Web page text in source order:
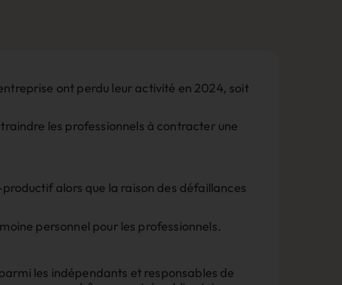
ont perdu leur activité en 2024, soit
les professionnels à contracter une
alors que la raison des défaillances
personnel pour les professionnels.
les indépendants et responsables de